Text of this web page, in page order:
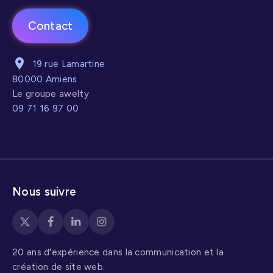
Contact
19 rue Lamartine
80000 Amiens
Le groupe awelty
09 71 16 97 00
Nous suivre
20 ans d'expérience dans la communication et la
création de site web.